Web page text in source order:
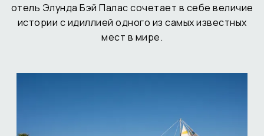
отель Элунда Бэй Палас сочетает в себе величие
истории с идиллией одного из самых известных
мест в мире.